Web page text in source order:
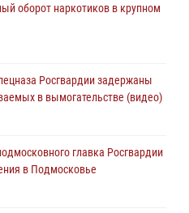
оборот наркотиков в крупном
Росгвардии задержаны
в вымогательстве (видео)
главка Росгвардии
в Подмосковье